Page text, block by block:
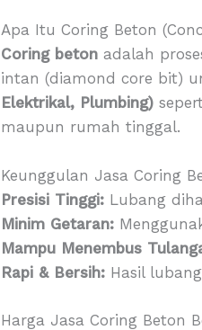
Apa Itu Coring Beton
Coring beton adalah
intan (diamond core bit)
Elektrikal, Plumbing)
maupun rumah tinggal.
Keunggulan Jasa Coring
Presisi Tinggi: Lubang
Minim Getaran:
Mampu Menembus
Rapi & Bersih: Hasil
Harga Jasa Coring Beton